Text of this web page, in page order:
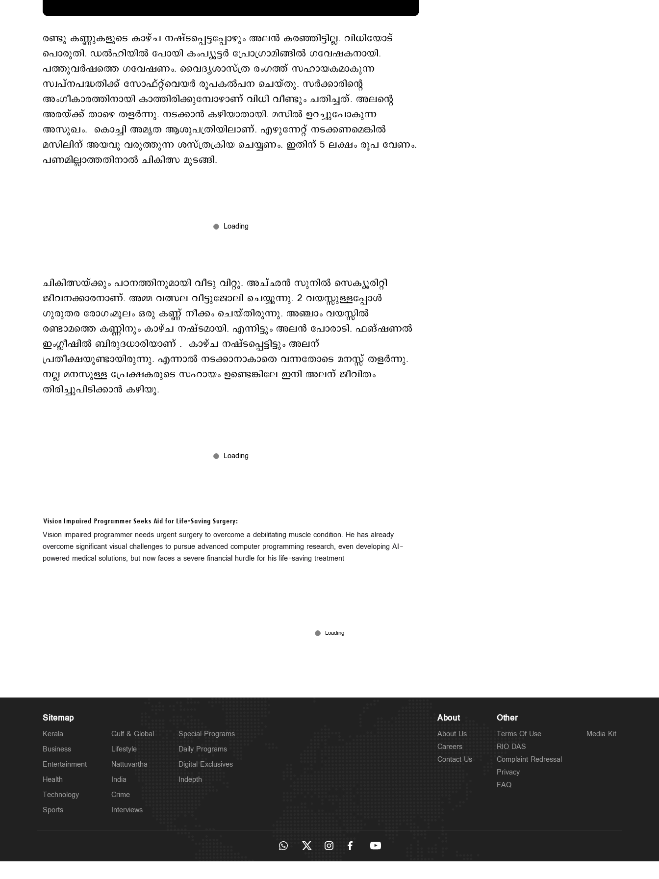
രണ്ടു കണ്ണുകളുടെ കാഴ്ച നഷ്ടപ്പെട്ടപ്പോഴും അലന്‍ കരഞ്ഞിട്ടില്ല. വിധിയോട്
പൊരുതി. ഡല്‍ഹിയില്‍ പോയി കംപ്യൂട്ടര്‍ പ്രോഗ്രാമിങ്ങില്‍ ഗവേഷകനായി.
പത്തുവര്‍ഷത്തെ ഗവേഷണം. വൈദ്യശാസ്ത്ര രംഗത്ത് സഹായകമാകുന്ന
സ്വപ്നപദ്ധതിക്ക് സോഫ്റ്റ്‌വെയർ രൂപകൽപന ചെയ്തു. സർക്കാരിന്‍റെ
അംഗീകാരത്തിനായി കാത്തിരിക്കുമ്പോഴാണ് വിധി വീണ്ടും ചതിച്ചത്. അലന്‍റെ
അരയ്ക്ക് താഴെ തളർന്നു. നടക്കാൻ കഴിയാതായി. മസിൽ ഉറച്ചുപോകുന്ന
അസുഖം. കൊച്ചി അമൃത ആശുപത്രിയിലാണ്. എഴുന്നേറ്റ് നടക്കണമെങ്കിൽ
മസിലിന് അയവു വരുത്തുന്ന ശസ്ത്രക്രിയ ചെയ്യണം. ഇതിന് 5 ലക്ഷം രൂപ വേണം.
പണമില്ലാത്തതിനാൽ ചികിത്സ മുടങ്ങി.
​ചികിത്സയ്ക്കും പഠനത്തിനുമായി വീടു വിറ്റു. അച്ഛൻ സുനിൽ സെക്യൂരിറ്റി
ജീവനക്കാരനാണ്. അമ്മ വത്സല വീട്ടുജോലി ചെയ്യുന്നു. 2 വയസ്സുള്ളപ്പോൾ
ഗുരുതര രോഗംമൂലം ഒരു കണ്ണ് നീക്കം ചെയ്തിരുന്നു. അഞ്ചാം വയസ്സിൽ
രണ്ടാമത്തെ കണ്ണിനും കാഴ്ച നഷ്ടമായി. എന്നിട്ടും അലൻ പോരാടി. ഫങ്ഷണൽ
ഇംഗ്ലീഷിൽ ബിരുദധാരിയാണ് . കാഴ്ച നഷ്ടപ്പെട്ടിട്ടും അലന്
പ്രതീക്ഷയുണ്ടായിരുന്നു. എന്നാൽ നടക്കാനാകാതെ വന്നതോടെ മനസ്സ് തളർന്നു.
നല്ല മനസുള്ള പ്രേക്ഷകരുടെ സഹായം ഉണ്ടെങ്കിലേ ഇനി അലന് ജീവിതം
തിരിച്ചുപിടിക്കാന്‍ കഴിയൂ.
Vision Impaired Programmer Seeks Aid for Life-Saving Surgery:
Vision impaired programmer needs urgent surgery to overcome a debilitating muscle condition. He has already
overcome significant visual challenges to pursue advanced computer programming research, even developing AI-
powered medical solutions, but now faces a severe financial hurdle for his life-saving treatment
Sitemap
Kerala
Business
Entertainment
Health
Technology
Sports
Gulf & Global
Lifestyle
Nattuvartha
India
Crime
Interviews
Special Programs
Daily Programs
Digital Exclusives
Indepth
About
About Us
Careers
Contact Us
Other
Terms Of Use
RIO DAS
Complaint Redressal
Privacy
FAQ
Media Kit